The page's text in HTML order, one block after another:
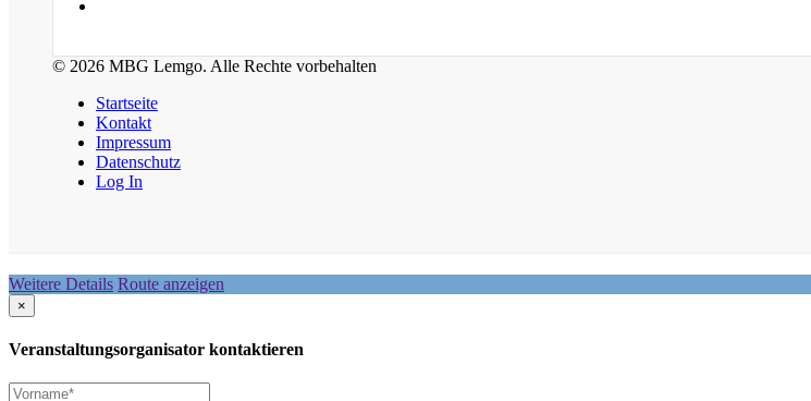
© 2026 MBG Lemgo. Alle Rechte vorbehalten
Startseite
Kontakt
Impressum
Datenschutz
Log In
Weitere Details Route anzeigen
×
Veranstaltungsorganisator kontaktieren